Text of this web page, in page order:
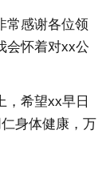
常感谢各位领
会怀着对xx公
，希望xx早日
身体健康，万